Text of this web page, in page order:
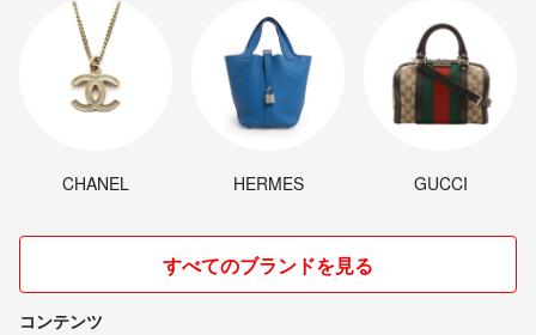
CHANEL HERMES GUCCI
すべてのブランドを見る
コンテンツ